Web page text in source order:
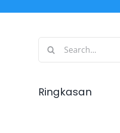
Search
Ringkasan